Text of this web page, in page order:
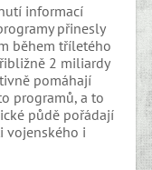
informací
přinesly
během tříletého
2 miliardy
pomáhají
programů, a to
půdě pořádají
vojenského i